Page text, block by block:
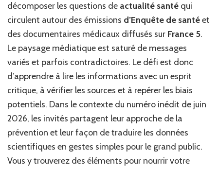
décomposer les questions de actualité santé qui
circulent autour des émissions d’Enquête de santéet
des documentaires médicaux diffusés sur France 5.
Le paysage médiatique est saturé de messages
variés et parfois contradictoires. Le défi est donc
d’apprendre à lire les informations avec un esprit
critique, à vérifier les sources et à repérer les biais
potentiels. Dans le contexte du numéro inédit de juin
2026, les invités partagent leur approche de la
prévention et leur façon de traduire les données
scientifiques en gestes simples pour le grand public.
Vous y trouverez des éléments pour nourrir votre